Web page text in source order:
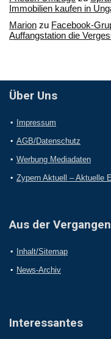
Immobilien kaufen in
Marion zu Facebook-
Auffangstation die
Über Uns
Impressum
AGB/Datenschutz
Werbung Mediadaten
Zypern Aktuell – Aktuelle
Aus der
Inhalt/Sitemap
News-Archiv
Interessantes